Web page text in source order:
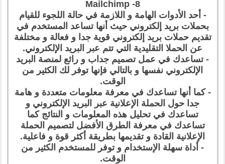
8- Mailchimp
- أحد الأدوات الهامة و اللازمة في حالة اللجوء للقيام
بحملات بريد إلكتروني حيث أنها تساعد المستخدم في
تقديم حملات بريد إلكتروني قوية جدا و فعالة و مختلفة
عن الحملا التقليدية التي تتم عبر البريد الإلكتروني.
- تساعدك في عمل تصميم جداب و رائع لمنصة البريد
الإلكتروني نفسها و بالتالي فإنها توفر لك الكثير من
الوقت.
- كما أنها تساعدك في معرفة معلومات متعددة و هامة
جدا حول الحملة الإعلانية عبر البريد الإلكتروني و
تساعدك في تحليل هذه المعلومات و النتائج كما
تساعدك في معرفة الطرق الأفضل لتصميم الحملة
الإعلانية القادة و تقديمها بطريقة أكثر قوة و فاعلية.
- أداة سهلة الإستخدام و توفر للمستخدم الكثير من
الوقت.